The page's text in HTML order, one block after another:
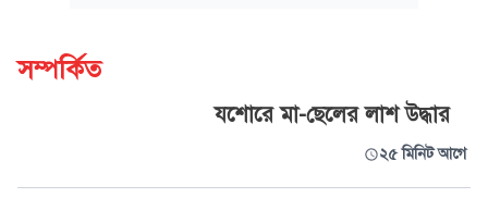
সম্পর্কিত
যশোরে মা-ছেলের লাশ উদ্ধার
২৫ মিনিট আগে